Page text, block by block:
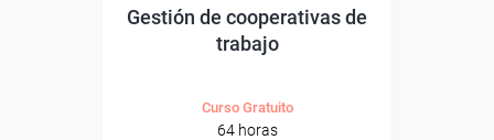
Gestión de cooperativas de
trabajo
Curso Gratuito
64 horas